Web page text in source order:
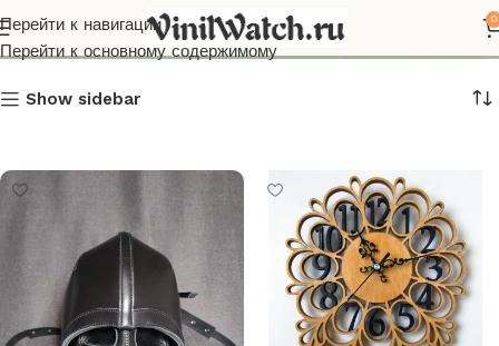
Перейти к навигации
Перейти к основному содержимому
0
домик
Show sidebar